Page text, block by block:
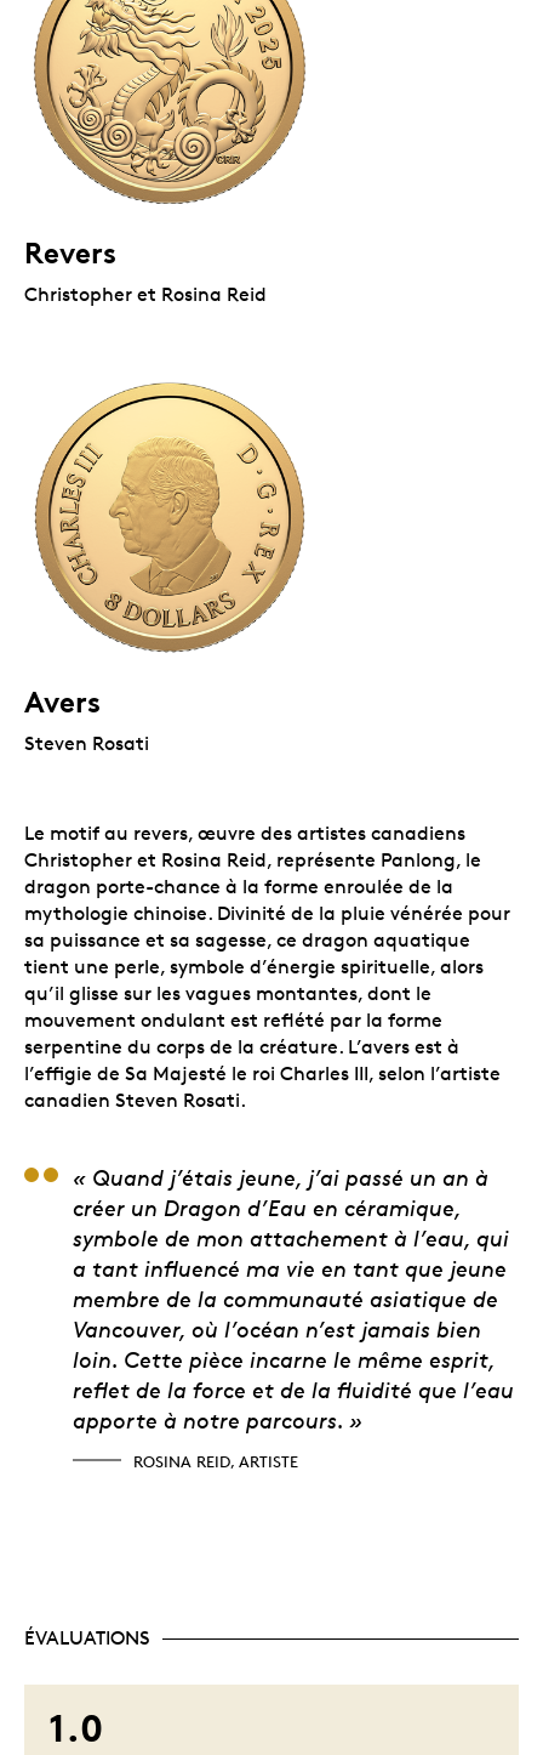
Revers
Christopher et Rosina Reid
Avers
Steven Rosati
Le motif au revers, œuvre des artistes canadiens
Christopher et Rosina Reid, représente Panlong, le
dragon porte-chance à la forme enroulée de la
mythologie chinoise. Divinité de la pluie vénérée pour
sa puissance et sa sagesse, ce dragon aquatique
tient une perle, symbole d’énergie spirituelle, alors
qu’il glisse sur les vagues montantes, dont le
mouvement ondulant est reflété par la forme
serpentine du corps de la créature. L’avers est à
l’effigie de Sa Majesté le roi Charles III, selon l’artiste
canadien Steven Rosati.
Rosina Reid, artiste
« Quand j’étais jeune, j’ai passé un an à
créer un Dragon d’Eau en céramique,
symbole de mon attachement à l’eau, qui
a tant influencé ma vie en tant que jeune
membre de la communauté asiatique de
Vancouver, où l’océan n’est jamais bien
loin. Cette pièce incarne le même esprit,
reflet de la force et de la fluidité que l’eau
apporte à notre parcours. »
ROSINA REID, ARTISTE
ÉVALUATIONS
1.0